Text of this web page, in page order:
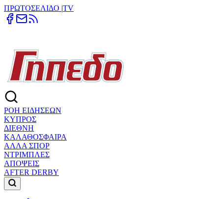
ΠΡΩΤΟΣΕΛΙΔΟ |TV
ΡΟΗ ΕΙΔΗΣΕΩΝ
ΚΥΠΡΟΣ
ΔΙΕΘΝΗ
ΚΑΛΑΘΟΣΦΑΙΡΑ
ΑΛΛΑ ΣΠΟΡ
ΝΤΡΙΜΠΛΕΣ
ΑΠΟΨΕΙΣ
AFTER DERBY